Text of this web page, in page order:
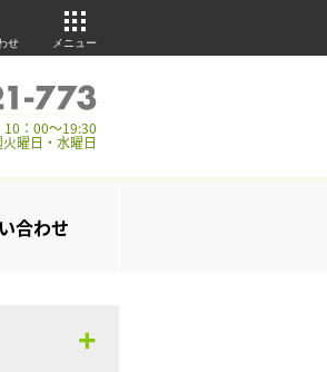
せ メニュー
10：00～19:30
曜日・水曜日
合わせ